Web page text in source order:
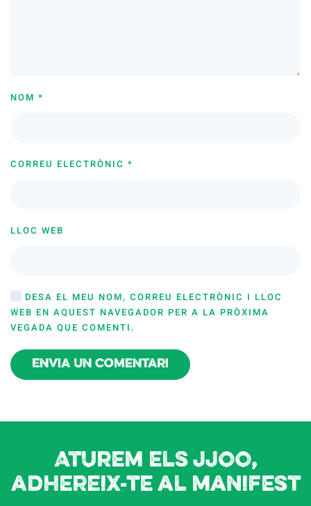
NOM *
CORREU ELECTRÒNIC *
LLOC WEB
DESA EL MEU NOM, CORREU ELECTRÒNIC I LLOC
WEB EN AQUEST NAVEGADOR PER A LA PRÒXIMA
VEGADA QUE COMENTI.
Envia un comentari
Aturem els JJOO,
adhereix-te al manifest